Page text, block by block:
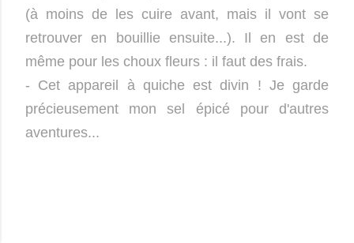
(à moins de les cuire avant, mais il vont se
retrouver en bouillie ensuite...). Il en est de
même pour les choux fleurs : il faut des frais.
- Cet appareil à quiche est divin ! Je garde
précieusement mon sel épicé pour d'autres
aventures...